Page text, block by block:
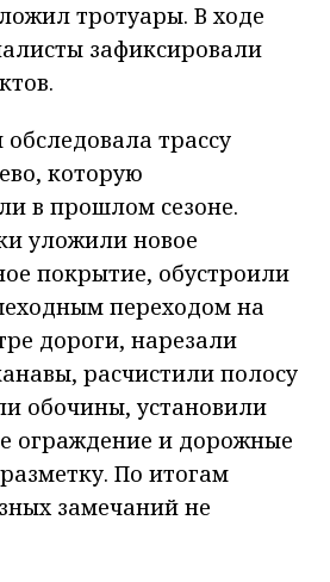
тротуары. В ходе
зафиксировали
трассу
которую
в прошлом сезоне.
уложили новое
покрытие, обустроили
переходом на
дороги, нарезали
расчистили полосу
обочины, установили
ограждение и дорожные
По итогам
замечаний не